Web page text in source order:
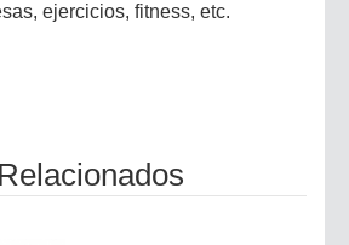
ejercicios, fitness, etc.